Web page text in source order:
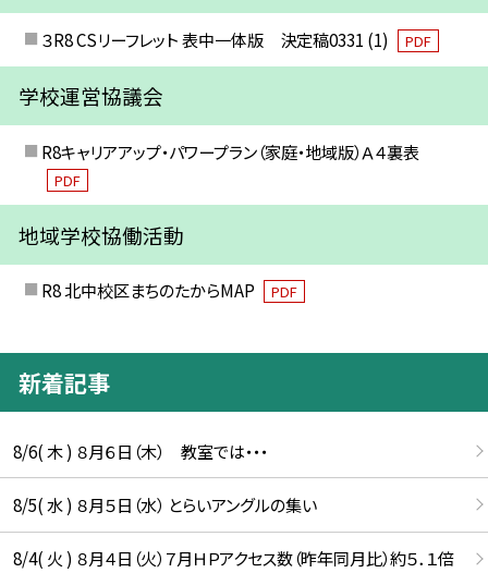
３R8 CSリーフレット 表中一体版 決定稿0331 (1) PDF
学校運営協議会
R8キャリアアップ・パワープラン（家庭・地域版）Ａ４裏表
PDF
地域学校協働活動
R8 北中校区まちのたからMAP PDF
新着記事
8/6( 木 ) ８月６日（木） 教室では・・・
8/5( 水 ) ８月５日（水） とらいアングルの集い
8/4( 火 ) ８月４日（火）７月ＨＰアクセス数（昨年同月比）約５．１倍